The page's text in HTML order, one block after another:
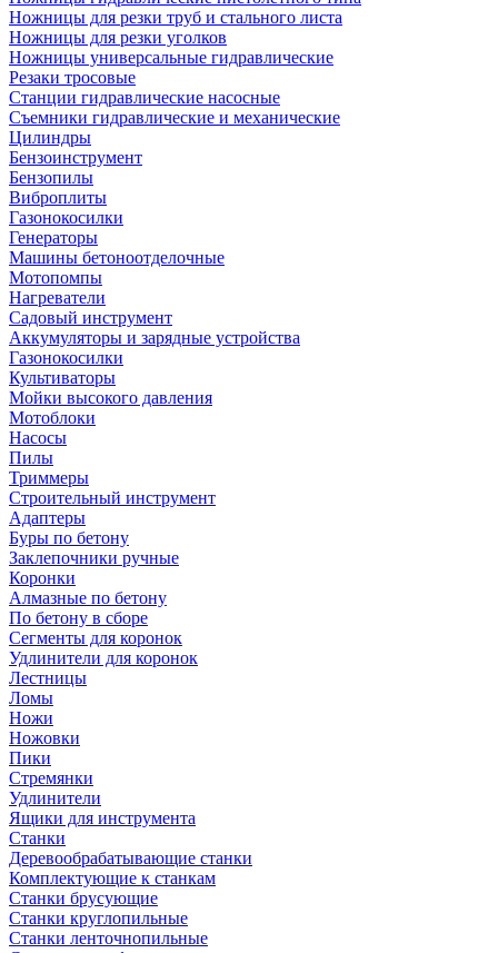
Ножницы для резки труб и стального листа
Ножницы для резки уголков
Ножницы универсальные гидравлические
Резаки тросовые
Станции гидравлические насосные
Съемники гидравлические и механические
Цилиндры
Бензоинструмент
Бензопилы
Виброплиты
Газонокосилки
Генераторы
Машины бетоноотделочные
Мотопомпы
Нагреватели
Садовый инструмент
Аккумуляторы и зарядные устройства
Газонокосилки
Культиваторы
Мойки высокого давления
Мотоблоки
Насосы
Пилы
Триммеры
Строительный инструмент
Адаптеры
Буры по бетону
Заклепочники ручные
Коронки
Алмазные по бетону
По бетону в сборе
Сегменты для коронок
Удлинители для коронок
Лестницы
Ломы
Ножи
Ножовки
Пики
Стремянки
Удлинители
Ящики для инструмента
Станки
Деревообрабатывающие станки
Комплектующие к станкам
Станки брусующие
Станки круглопильные
Станки ленточнопильные